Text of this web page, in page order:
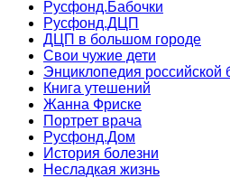
Русфонд.Бабочки
Русфонд.ДЦП
ДЦП в большом городе
Свои чужие дети
Энциклопедия российской
Книга утешений
Жанна Фриске
Портрет врача
Русфонд.Дом
История болезни
Несладкая жизнь